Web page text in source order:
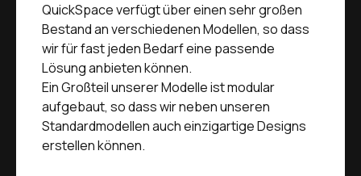
QuickSpace verfügt über einen sehr großen
Bestand an verschiedenen Modellen, so dass
wir für fast jeden Bedarf eine passende
Lösung anbieten können.
Ein Großteil unserer Modelle ist modular
aufgebaut, so dass wir neben unseren
Standardmodellen auch einzigartige Designs
erstellen können.